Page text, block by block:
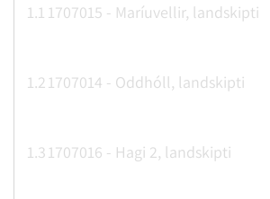
1.1 1707015 - Maríuvellir, landskipti
1.21707014 - Oddhóll, landskipti
1.31707016 - Hagi 2, landskipti